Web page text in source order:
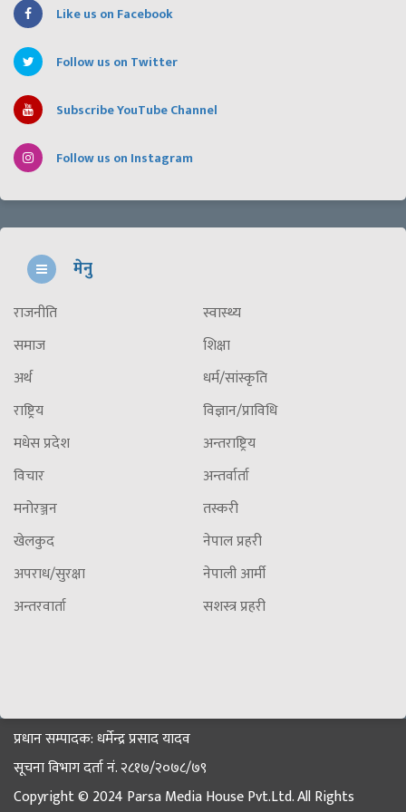
Like us on Facebook
Follow us on Twitter
Subscribe YouTube Channel
Follow us on Instagram
मेनु
राजनीति
समाज
अर्थ
राष्ट्रिय
मधेस प्रदेश
विचार
मनोरञ्जन
खेलकुद
अपराध/सुरक्षा
अन्तरवार्ता
स्वास्थ्य
शिक्षा
धर्म/सांस्कृति
विज्ञान/प्राविधि
अन्तराष्ट्रिय
अन्तर्वार्ता
तस्करी
नेपाल प्रहरी
नेपाली आर्मी
सशस्त्र प्रहरी
प्रधान सम्पादक: धर्मेन्द्र प्रसाद यादव
सूचना विभाग दर्ता नं. २८१७/२०७८/७९
Copyright © 2024 Parsa Media House Pvt.Ltd. All Rights